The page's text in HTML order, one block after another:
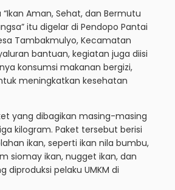
Aman, Sehat, dan Bermutu
itu digelar di Pendopo Pantai
Tambakmulyo, Kecamatan
bantuan, kegiatan juga diisi
konsumsi makanan bergizi,
meningkatkan kesehatan
yang dibagikan masing-masing
kilogram. Paket tersebut berisi
ikan, seperti ikan nila bumbu,
siomay ikan, nugget ikan, dan
diproduksi pelaku UMKM di